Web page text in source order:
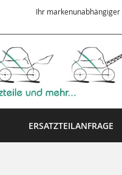
Ihr
ERSATZTEILANFRAGE